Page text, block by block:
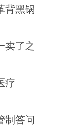
背黑锅
卖了之
疗
制答问